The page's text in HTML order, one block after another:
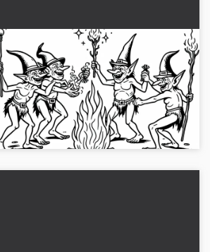
Hobitit tanssivat nuotion
ympärillä ja juhlivat saaliidensa
kanssa – Värittämisliite ilmaiseksi
Koe hauskuus tämän värikkään goblin-
kuvan värittämisessä. Hanki ilmainen
värityspohja nyt!...